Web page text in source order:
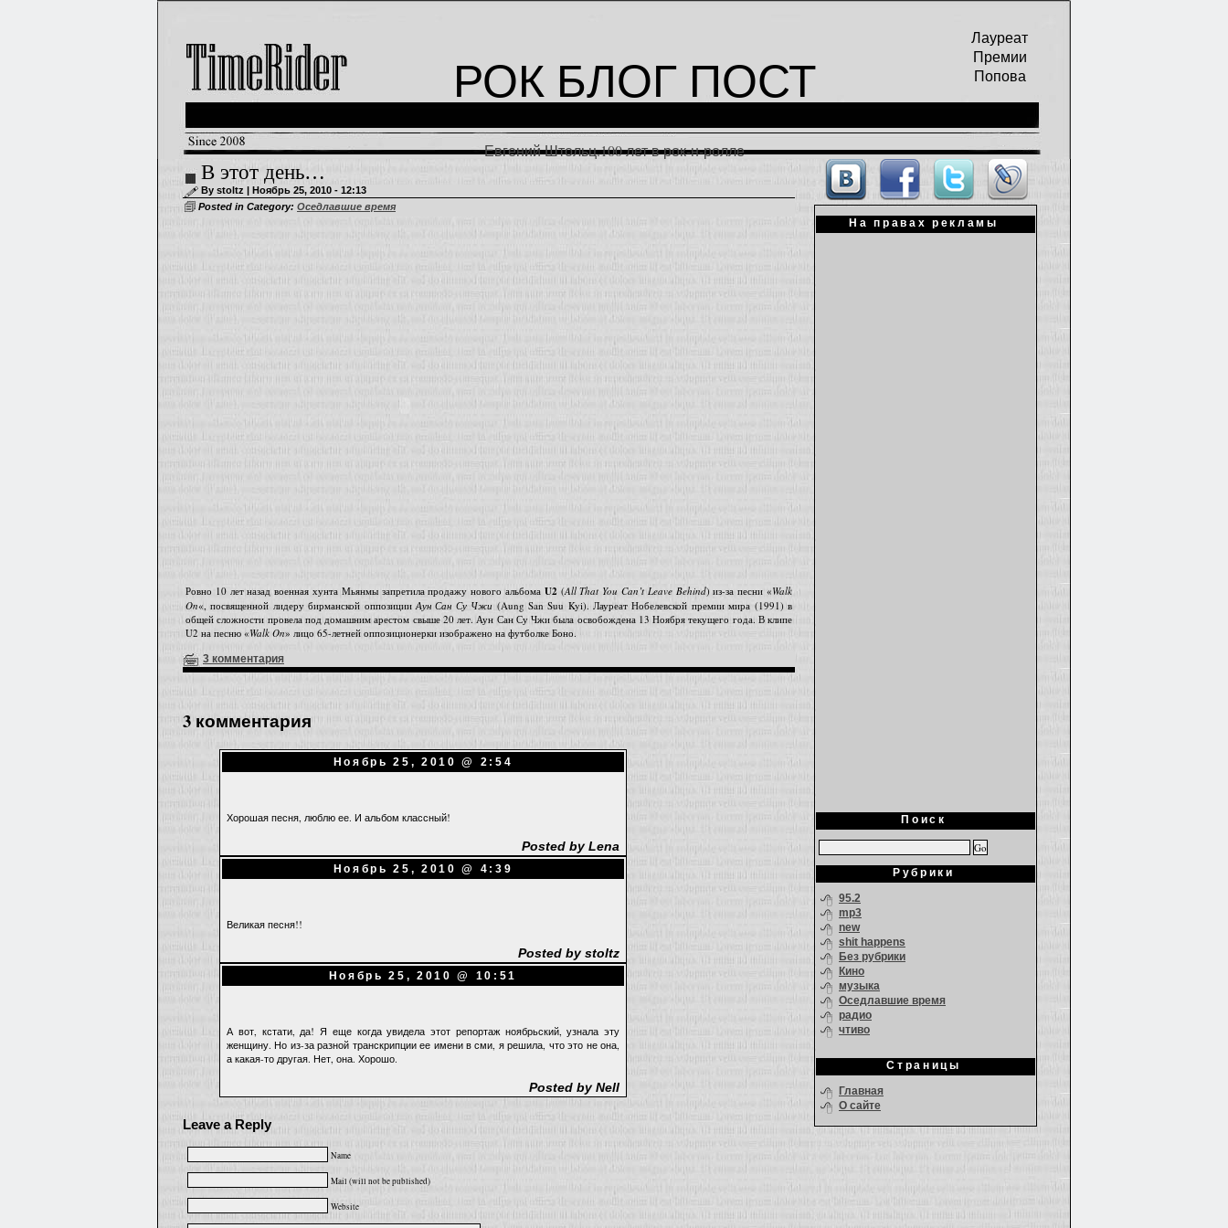
РОК БЛОГ ПОСТ
Лауреат
Премии
Попова
Евгений Штольц.100 лет в рок-н-ролле
В этот день…
By stoltz | Ноябрь 25, 2010 - 12:13
Posted in Category: Оседлавшие время
Ровно 10 лет назад военная хунта Мьянмы запретила продажу нового альбома U2(All That You Can’t Leave Behind) из-за песни «Walk
On«, посвященной лидеру бирманской оппозицииАун Сан Су Чжи (Aung San Suu Kyi). Лауреат Нобелевской премии мира (1991) в
общей сложности провела под домашним арестом свыше 20 лет. Аун Сан Су Чжи была освобождена 13 Ноября текущего года. В клипе
U2 на песню «Walk On» лицо 65-летней оппозиционерки изображено на футболке Боно.
3 комментария
3 комментария
Ноябрь 25, 2010 @ 2:54
Хорошая песня, люблю ее. И альбом классный!
Posted by Lena
Ноябрь 25, 2010 @ 4:39
Великая песня!!
Posted by stoltz
Ноябрь 25, 2010 @ 10:51
А вот, кстати, да! Я еще когда увидела этот репортаж ноябрьский, узнала эту
женщину. Но из-за разной транскрипции ее имени в сми, я решила, что это не она,
а какая-то другая. Нет, она. Хорошо.
Posted by Nell
Leave a Reply
Name
Mail (will not be published)
Website
На правах рекламы
Поиск
Рубрики
95.2
mp3
new
shit happens
Без рубрики
Кино
музыка
Оседлавшие время
радио
чтиво
Страницы
Главная
О сайте